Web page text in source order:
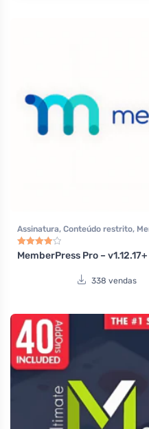
Assinatura, Conteúdo restrito,
Wocoomerce
MemberPress Pro –
338 vendas